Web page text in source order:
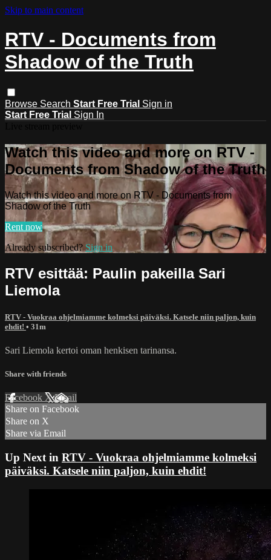
Skip to main content
RTV - Documents from
Shadow of the Truth
Browse Search Start Free Trial Sign in
Start Free Trial Sign In
Watch this video and more on RTV -
Documents from Shadow of the Truth
Watch this video and more on RTV - Documents from
Shadow of the Truth
Rent now
Already subscribed? Sign in
RTV esittää: Paulin pakeilla Sari
Liemola
RTV - Vuokraa ohjelmiamme kolmeksi päiväksi. Katsele niin paljon, kuin
ehdit! • 31m
Sari Liemola kertoi oman henkisen tarinansa.
Share with friends
Facebook XEmail
Share on Facebook
Share on X
Share via Email
Up Next in RTV - Vuokraa ohjelmiamme kolmeksi
päiväksi. Katsele niin paljon, kuin ehdit!